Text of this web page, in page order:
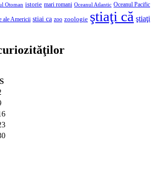
Otoman istorie mari romani Oceanul Atlantic Oceanul Pacific
ale Americii stiai ca zoo zoologie ştiaţi că ştiaţi
S